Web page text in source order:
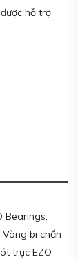
hỗ trợ
Bearings,
bi chắn
trục EZO